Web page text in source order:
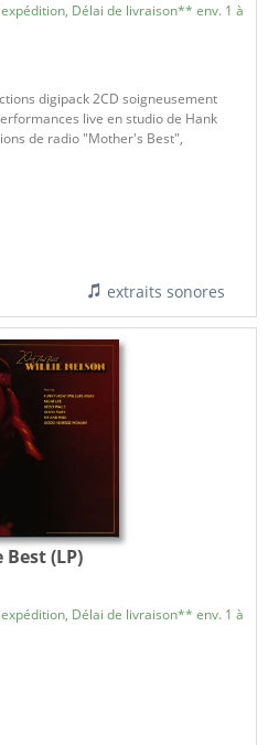
Délai de livraison** env. 1 à
digipack 2CD soigneusement
live en studio de Hank
de radio "Mother's Best",
extraits sonores
Best (LP)
Délai de livraison** env. 1 à